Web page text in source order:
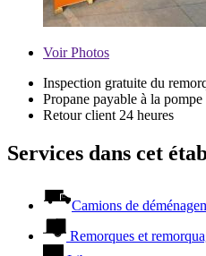
VoirPhotos
Inspection gratuite du
Propane payable à la pompe
Retour client 24 heures
Services dans cet
Camions de
Remorques et